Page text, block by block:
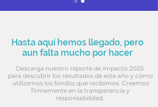
Hasta aquí hemos llegado, pero
aun falta mucho por hacer
Descarga nuestro reporte de impacto 2025
para descubrir los resultados de este año y cómo
utilizamos los fondos que recibimos. Creemos
firmemente en la transparencia y
responsabilidad.